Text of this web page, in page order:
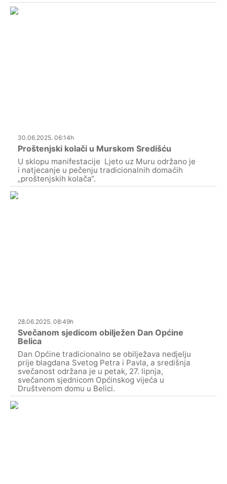
30.06.2025. 06:14h
Proštenjski kolači u Murskom Središću
U sklopu manifestacije Ljeto uz Muru održano je
i natjecanje u pečenju tradicionalnih domaćih
„proštenjskih kolača“.
28.06.2025. 08:49h
Svečanom sjedicom obilježen Dan Općine
Belica
Dan Općine tradicionalno se obilježava nedjelju
prije blagdana Svetog Petra i Pavla, a središnja
svečanost održana je u petak, 27. lipnja,
svečanom sjednicom Općinskog vijeća u
Društvenom domu u Belici.